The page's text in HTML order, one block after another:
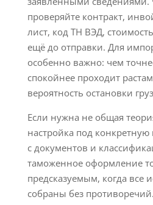
проверяйте контракт,
лист, код ТН ВЭД,
ещё до отправки. Для
особенно важно: чем
спокойнее проходит
вероятность остановки
Если нужна не общая
настройка под конкретную
с документов и
таможенное оформление
предсказуемым, когда все
собраны без противоречий.